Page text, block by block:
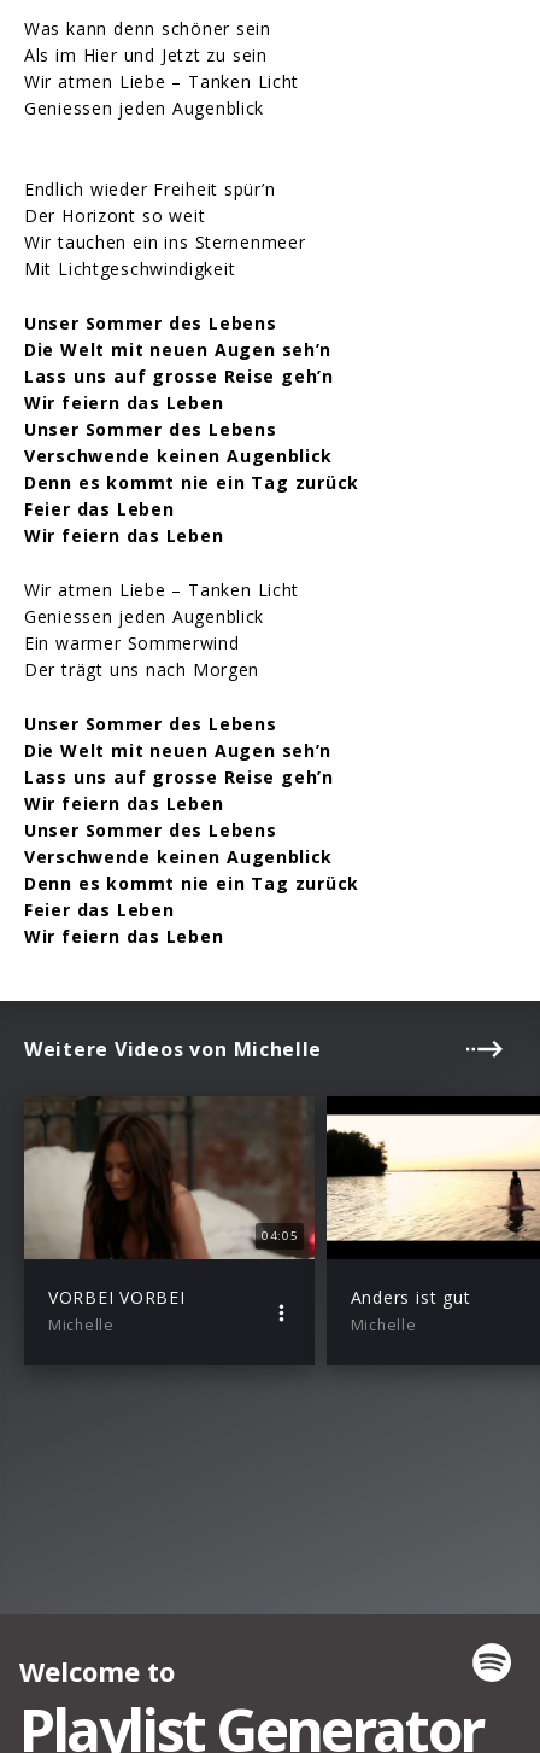
Was kann denn schöner sein
Als im Hier und Jetzt zu sein
Wir atmen Liebe – Tanken Licht
Geniessen jeden Augenblick
Endlich wieder Freiheit spür’n
Der Horizont so weit
Wir tauchen ein ins Sternenmeer
Mit Lichtgeschwindigkeit
Unser Sommer des Lebens
Die Welt mit neuen Augen seh’n
Lass uns auf grosse Reise geh’n
Wir feiern das Leben
Unser Sommer des Lebens
Verschwende keinen Augenblick
Denn es kommt nie ein Tag zurück
Feier das Leben
Wir feiern das Leben
Wir atmen Liebe – Tanken Licht
Geniessen jeden Augenblick
Ein warmer Sommerwind
Der trägt uns nach Morgen
Unser Sommer des Lebens
Die Welt mit neuen Augen seh’n
Lass uns auf grosse Reise geh’n
Wir feiern das Leben
Unser Sommer des Lebens
Verschwende keinen Augenblick
Denn es kommt nie ein Tag zurück
Feier das Leben
Wir feiern das Leben
Weitere Videos von Michelle
04:05
VORBEI VORBEI
Michelle
Anders ist gut
Michelle